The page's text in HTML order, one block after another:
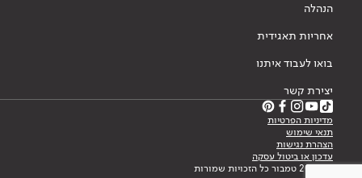
הנהלה
אחריות תאגידית
בואו לעבוד איתנו
יצירת קשר
מדיניות הפרטיות
תנאי שימוש
הצהרת נגישות
עדכון או ביטול עסקה
© 2026 טמבור כל הזכויות שמורות